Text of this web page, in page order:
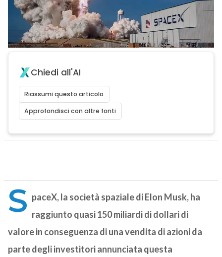
Chiedi all'AI
Riassumi questo articolo
Approfondisci con altre fonti
S paceX, la società spaziale di Elon Musk, ha
raggiunto quasi 150 miliardi di dollari di
valore in conseguenza di una vendita di azioni da
parte degli investitori annunciata questa